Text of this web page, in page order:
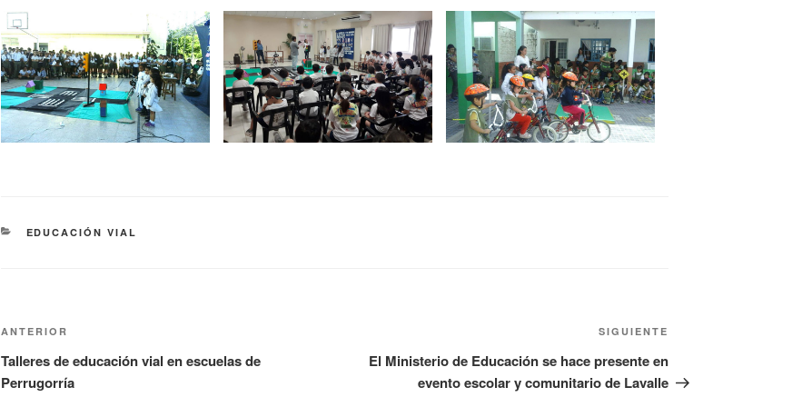
EDUCACIÓN VIAL
ANTERIOR
Talleres de educación vial en escuelas de
Perrugorría
SIGUIENTE
El Ministerio de Educación se hace presente en
evento escolar y comunitario de Lavalle